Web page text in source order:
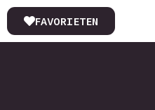
FAVORIETEN